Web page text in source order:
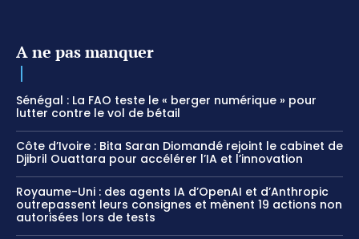
A ne pas manquer
Sénégal : La FAO teste le « berger numérique » pour
lutter contre le vol de bétail
Côte d’Ivoire : Bita Saran Diomandé rejoint le cabinet de
Djibril Ouattara pour accélérer l’IA et l’innovation
Royaume-Uni : des agents IA d’OpenAI et d’Anthropic
outrepassent leurs consignes et mènent 19 actions non
autorisées lors de tests